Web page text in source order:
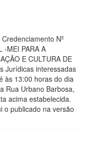
Nº
-MEI PARA A
E CULTURA DE
Jurídicas interessadas
às 13:00 horas do dia
Rua Urbano Barbosa,
acima estabelecida.
o publicado na versão